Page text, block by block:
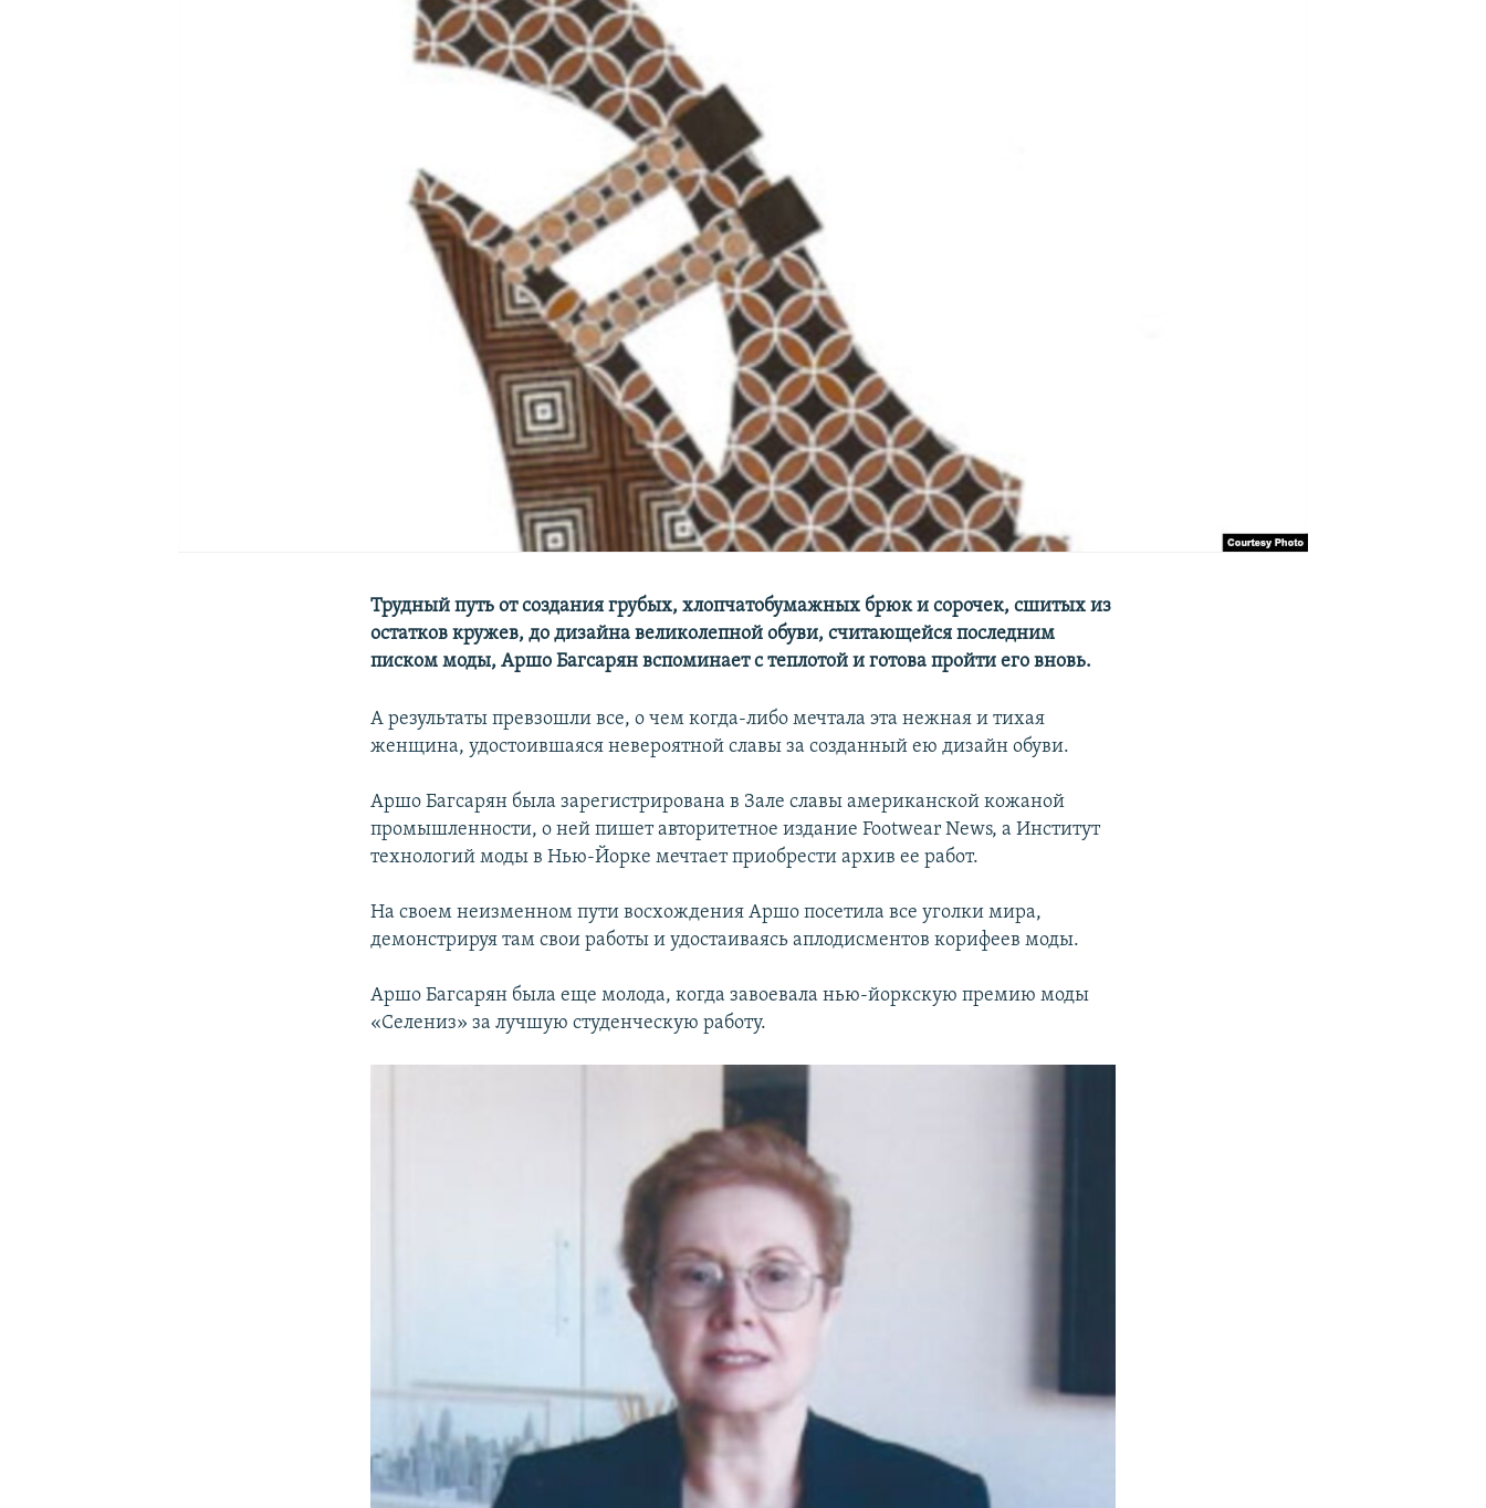
Трудный путь от создания грубых, хлопчатобумажных брюк и сорочек, сшитых из
остатков кружев, до дизайна великолепной обуви, считающейся последним
писком моды, Аршо Багсарян вспоминает с теплотой и готова пройти его вновь.
А результаты превзошли все, о чем когда-либо мечтала эта нежная и тихая
женщина, удостоившаяся невероятной славы за созданный ею дизайн обуви.
Аршо Багсарян была зарегистрирована в Зале славы американской кожаной
промышленности, о ней пишет авторитетное издание Footwear News, а Институт
технологий моды в Нью-Йорке мечтает приобрести архив ее работ.
На своем неизменном пути восхождения Аршо посетила все уголки мира,
демонстрируя там свои работы и удостаиваясь аплодисментов корифеев моды.
Аршо Багсарян была еще молода, когда завоевала нью-йоркскую премию моды
«Селениз» за лучшую студенческую работу.